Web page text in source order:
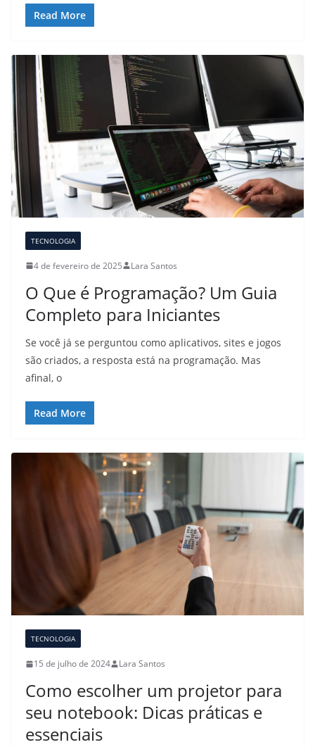
Read More
TECNOLOGIA
4 de fevereiro de 2025 Lara Santos
O Que é Programação? Um Guia
Completo para Iniciantes
Se você já se perguntou como aplicativos, sites e jogos
são criados, a resposta está na programação. Mas
afinal, o
Read More
TECNOLOGIA
15 de julho de 2024 Lara Santos
Como escolher um projetor para
seu notebook: Dicas práticas e
essenciais